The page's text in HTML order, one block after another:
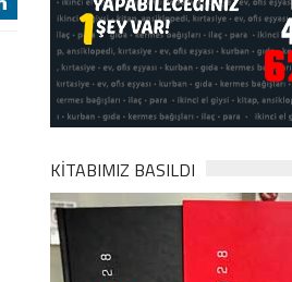
KİTABIMIZ BASILDI